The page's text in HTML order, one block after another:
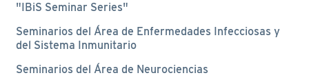
"IBiS Seminar Series"
Seminarios del Área de Enfermedades Infecciosas y
del Sistema Inmunitario
Seminarios del Área de Neurociencias